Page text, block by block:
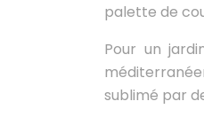
palette de
Pour un
sublimé par